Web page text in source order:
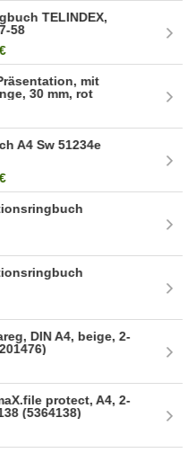
TELINDEX,
58
mit
30 mm, rot
A4 Sw 51234e
DIN A4, beige, 2-
protect, A4, 2-
(5364138)